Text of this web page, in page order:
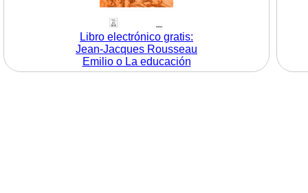
Libro electrónico gratis:
Jean-Jacques Rousseau
Emilio o La educación